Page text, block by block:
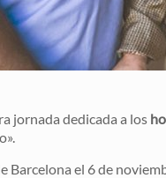
jornada dedicada a los
Barcelona el 6 de